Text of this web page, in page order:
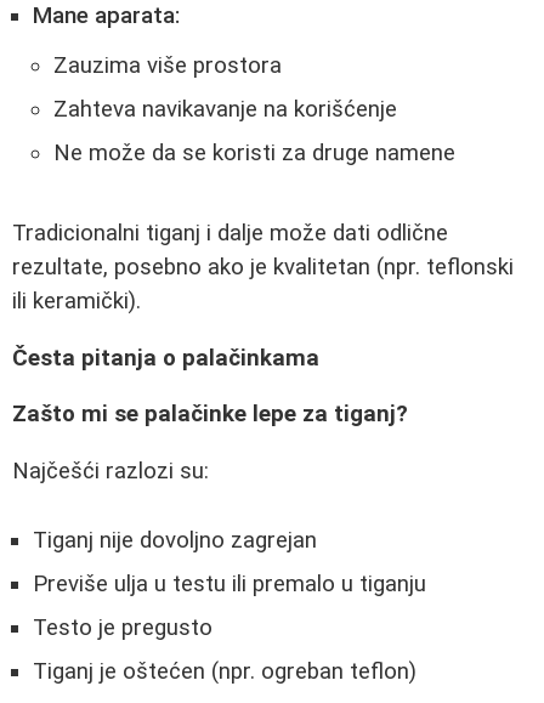
Mane aparata:
Zauzima više prostora
Zahteva navikavanje na korišćenje
Ne može da se koristi za druge namene
Tradicionalni tiganj i dalje može dati odlične
rezultate, posebno ako je kvalitetan (npr. teflonski
ili keramički).
Česta pitanja o palačinkama
Zašto mi se palačinke lepe za tiganj?
Najčešći razlozi su:
Tiganj nije dovoljno zagrejan
Previše ulja u testu ili premalo u tiganju
Testo je pregusto
Tiganj je oštećen (npr. ogreban teflon)